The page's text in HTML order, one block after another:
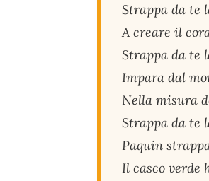
Strappa da te
A creare il
Strappa da te
Impara dal
Nella misura
Strappa da te
Paquin
Il casco verde